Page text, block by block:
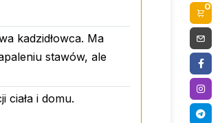
kadzidłowca. Ma
stawów, ale
ciała i domu.
0